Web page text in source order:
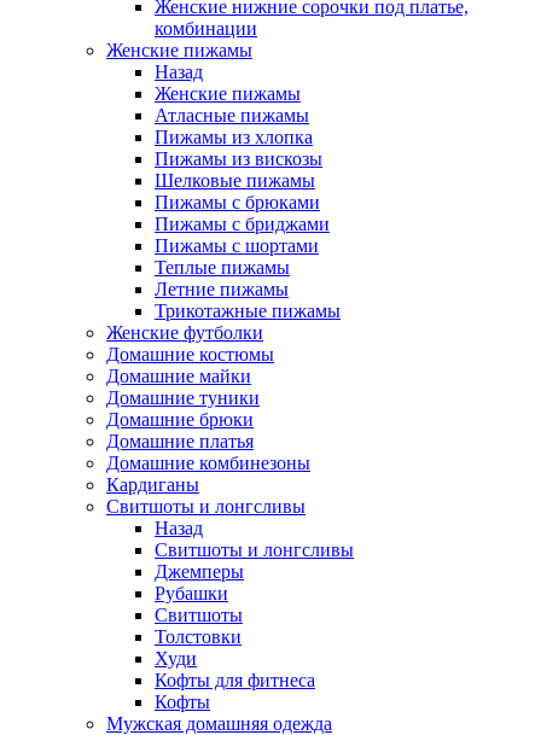
Женские нижние сорочки под платье,
комбинации
Женские пижамы
Назад
Женские пижамы
Атласные пижамы
Пижамы из хлопка
Пижамы из вискозы
Шелковые пижамы
Пижамы с брюками
Пижамы с бриджами
Пижамы с шортами
Теплые пижамы
Летние пижамы
Трикотажные пижамы
Женские футболки
Домашние костюмы
Домашние майки
Домашние туники
Домашние брюки
Домашние платья
Домашние комбинезоны
Кардиганы
Свитшоты и лонгсливы
Назад
Свитшоты и лонгсливы
Джемперы
Рубашки
Свитшоты
Толстовки
Худи
Кофты для фитнеса
Кофты
Мужская домашняя одежда